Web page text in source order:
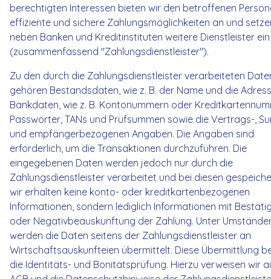
berechtigten Interessen bieten wir den betroffenen
effiziente und sichere Zahlungsmöglichkeiten an und
neben Banken und Kreditinstituten weitere Dienstleister ein
(zusammenfassend "Zahlungsdienstleister").
Zu den durch die Zahlungsdienstleister verarbeiteten
gehören Bestandsdaten, wie z. B. der Name und die
Bankdaten, wie z. B. Kontonummern oder
Passwörter, TANs und Prüfsummen sowie die Vertrags-,
und empfängerbezogenen Angaben. Die Angaben sind
erforderlich, um die Transaktionen durchzuführen. Die
eingegebenen Daten werden jedoch nur durch die
Zahlungsdienstleister verarbeitet und bei diesen
wir erhalten keine konto- oder kreditkartenbezogenen
Informationen, sondern lediglich Informationen mit
oder Negativbeauskunftung der Zahlung. Unter
werden die Daten seitens der Zahlungsdienstleister an
Wirtschaftsauskunfteien übermittelt. Diese Übermittlung
die Identitäts- und Bonitätsprüfung. Hierzu verweisen wir